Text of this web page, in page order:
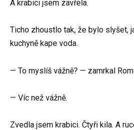
A krabici jsem zavřela.
Ticho zhoustlo tak, že bylo slyšet,
kuchyně kape voda.
— To myslíš vážně? — zamrkal
— Víc než vážně.
Zvedla jsem krabici. Čtyři kila. A